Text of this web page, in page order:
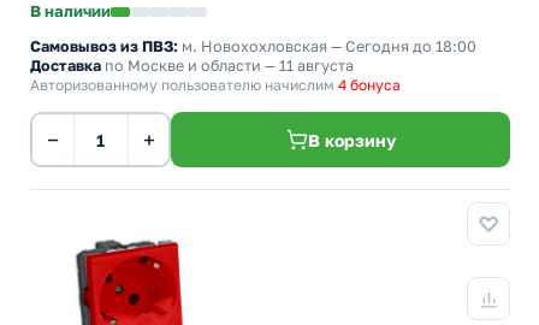
В наличии
Самовывоз из ПВЗ: м. Новохохловская — Сегодня до 18:00
Доставка по Москве и области — 11 августа
Авторизованному пользователю начислим 4 бонуса
− + В корзину